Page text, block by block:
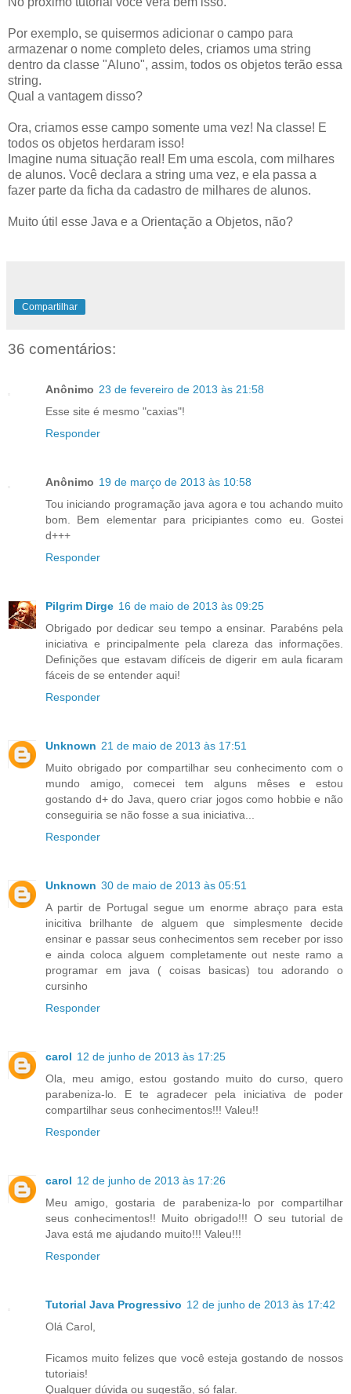
Por exemplo, se quisermos adicionar o campo para
armazenar o nome completo deles, criamos uma string
dentro da classe "Aluno", assim, todos os objetos terão essa
string.
Qual a vantagem disso?
Ora, criamos esse campo somente uma vez! Na classe! E
todos os objetos herdaram isso!
Imagine numa situação real! Em uma escola, com milhares
de alunos. Você declara a string uma vez, e ela passa a
fazer parte da ficha da cadastro de milhares de alunos.
Muito útil esse Java e a Orientação a Objetos, não?
Compartilhar
36 comentários:
Anônimo 23 de fevereiro de 2013 às 21:58
Esse site é mesmo "caxias"!
Responder
Anônimo 19 de março de 2013 às 10:58
Tou iniciando programação java agora e tou achando muito
bom. Bem elementar para pricipiantes como eu. Gostei
d+++
Responder
Pilgrim Dirge 16 de maio de 2013 às 09:25
Obrigado por dedicar seu tempo a ensinar. Parabéns pela
iniciativa e principalmente pela clareza das informações.
Definições que estavam difíceis de digerir em aula ficaram
fáceis de se entender aqui!
Responder
Unknown 21 de maio de 2013 às 17:51
Muito obrigado por compartilhar seu conhecimento com o
mundo amigo, comecei tem alguns mêses e estou
gostando d+ do Java, quero criar jogos como hobbie e não
conseguiria se não fosse a sua iniciativa...
Responder
Unknown 30 de maio de 2013 às 05:51
A partir de Portugal segue um enorme abraço para esta
inicitiva brilhante de alguem que simplesmente decide
ensinar e passar seus conhecimentos sem receber por isso
e ainda coloca alguem completamente out neste ramo a
programar em java ( coisas basicas) tou adorando o
cursinho
Responder
carol 12 de junho de 2013 às 17:25
Ola, meu amigo, estou gostando muito do curso, quero
parabeniza-lo. E te agradecer pela iniciativa de poder
compartilhar seus conhecimentos!!! Valeu!!
Responder
carol 12 de junho de 2013 às 17:26
Meu amigo, gostaria de parabeniza-lo por compartilhar
seus conhecimentos!! Muito obrigado!!! O seu tutorial de
Java está me ajudando muito!!! Valeu!!!
Responder
Tutorial Java Progressivo 12 de junho de 2013 às 17:42
Olá Carol,
Ficamos muito felizes que você esteja gostando de nossos
tutoriais!
Qualquer dúvida ou sugestão, só falar.